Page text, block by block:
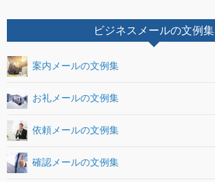
ビジネスメールの文例集
案内メールの文例集
お礼メールの文例集
依頼メールの文例集
確認メールの文例集